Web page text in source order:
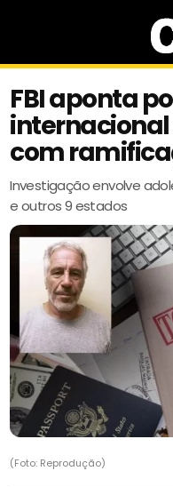
FBI aponta
com
Investigação envolve
e outros 9 estados
(Foto: Reprodução)